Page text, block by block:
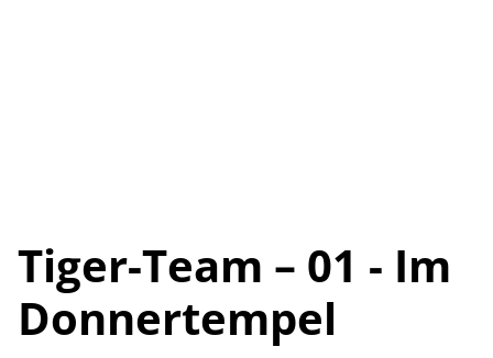
Tiger-Team – 01 - Im
Donnertempel